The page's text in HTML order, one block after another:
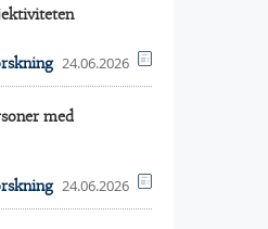
24.06.2026
med
24.06.2026